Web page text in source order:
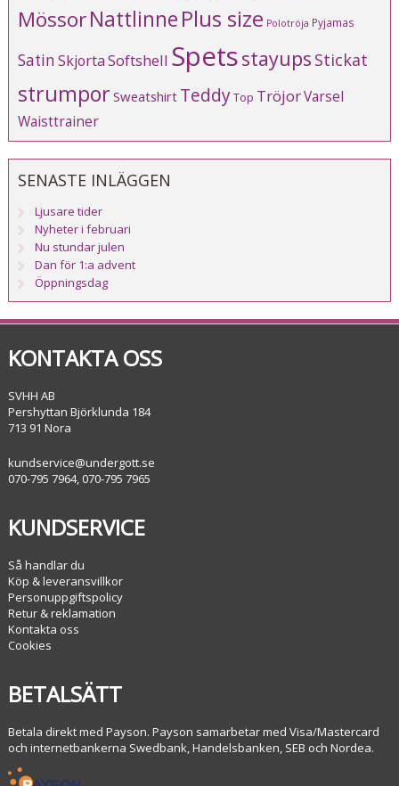
MössorNattlinnePlus size Polotröja Pyjamas
SatinSkjortaSoftshell Spetsstayups Stickat
strumporSweatshirt TeddyTop TröjorVarsel
Waisttrainer
SENASTE INLÄGGEN
Ljusare tider
Nyheter i februari
Nu stundar julen
Dan för 1:a advent
Öppningsdag
KONTAKTA OSS
SVHH AB
Pershyttan Björklunda 184
713 91 Nora
kundservice@undergott.se
070-795 7964, 070-795 7965
KUNDSERVICE
Så handlar du
Köp & leveransvillkor
Personuppgiftspolicy
Retur & reklamation
Kontakta oss
Cookies
BETALSÄTT
Betala direkt med Payson. Payson samarbetar med Visa/Mastercard
och internetbankerna Swedbank, Handelsbanken, SEB och Nordea.